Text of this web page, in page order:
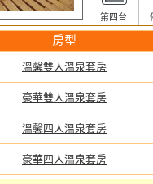
第四台
房型
溫馨雙人溫泉套房
豪華雙人溫泉套房
溫馨四人溫泉套房
豪華四人溫泉套房